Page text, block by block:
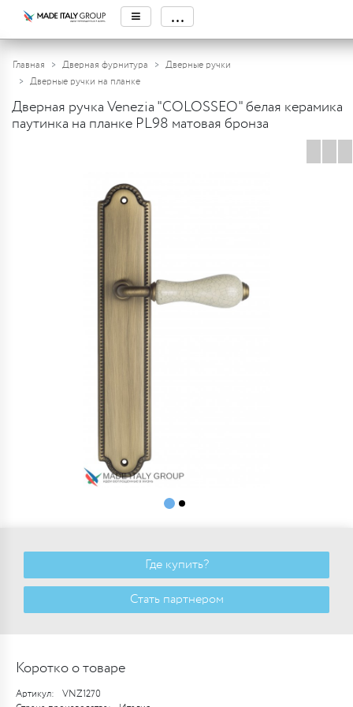
≡ ...
Главная Дверная фурнитура
Дверные ручки
Дверные ручки на планке
Дверная ручка Venezia "COLOSSEO" белая керамика
паутинка на планке PL98 матовая бронза
Где купить?
Стать партнером
Коротко о товаре
Артикул:
VNZ1270